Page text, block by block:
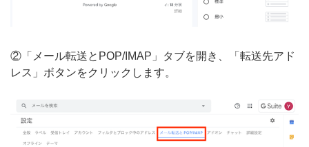
②「メール転送とPOP/IMAP」タブを開き、「転送先アド
レス」ボタンをクリックします。